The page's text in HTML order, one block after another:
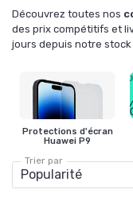
Découvrez toutes nos
des prix compétitifs et
jours depuis notre stock
Protections d'écran
Huawei P9
Trier par